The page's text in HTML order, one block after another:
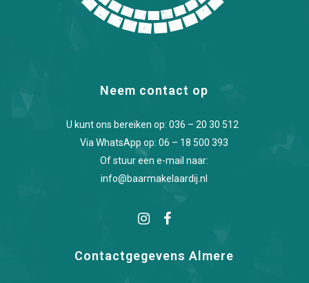
Neem contact op
U kunt ons bereiken op: 036 – 20 30 512
Via WhatsApp op:06 – 18 500 393
Of stuur een e-mail naar:
info@baarmakelaardij.nl
Contactgegevens Almere